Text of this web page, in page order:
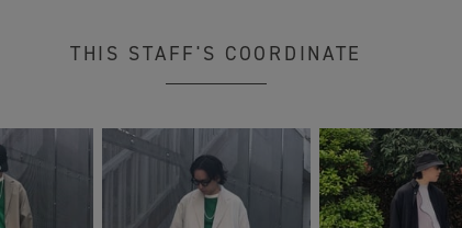
THIS STAFF'S COORDINATE